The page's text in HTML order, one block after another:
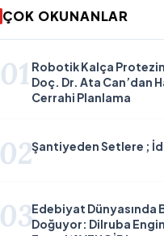
ÇOK OKUNANLAR
01 Robotik Kalça
Doç. Dr. Ata Can’dan
Cerrahi Planlama
02Şantiyeden Setlere ;
03Edebiyat Dünyasında
Doğuyor: Dilruba